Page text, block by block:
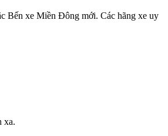
Bến xe Miền Đông mới. Các hãng xe uy
xa.